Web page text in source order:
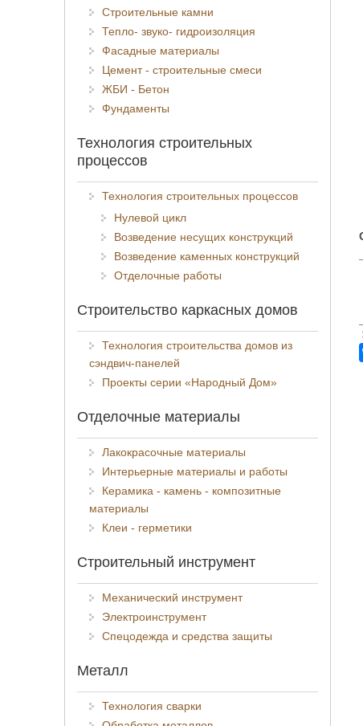
Строительные камни
Тепло- звуко- гидроизоляция
Фасадные материалы
Цемент - строительные смеси
ЖБИ - Бетон
Фундаменты
Технология строительных
процессов
Технология строительных процессов
Нулевой цикл
Возведение несущих конструкций
Возведение каменных конструкций
Отделочные работы
Строительство каркасных домов
Технология строительства домов из
сэндвич-панелей
Проекты серии «Народный Дом»
Отделочные материалы
Лакокрасочные материалы
Интерьерные материалы и работы
Керамика - камень - композитные
материалы
Клеи - герметики
Строительный инструмент
Механический инструмент
Электроинструмент
Спецодежда и средства защиты
Металл
Технология сварки